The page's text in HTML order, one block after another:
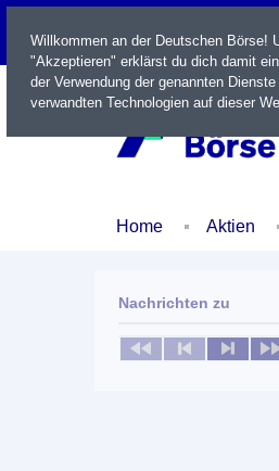
LIVE
Home Aktien
Nachrichten zu
Keine News verfügbar
Willkommen an der Deutschen Börse!
"Akzeptieren" erklärst du dich damit
der Verwendung der genannten
verwandten Technologien auf dieser